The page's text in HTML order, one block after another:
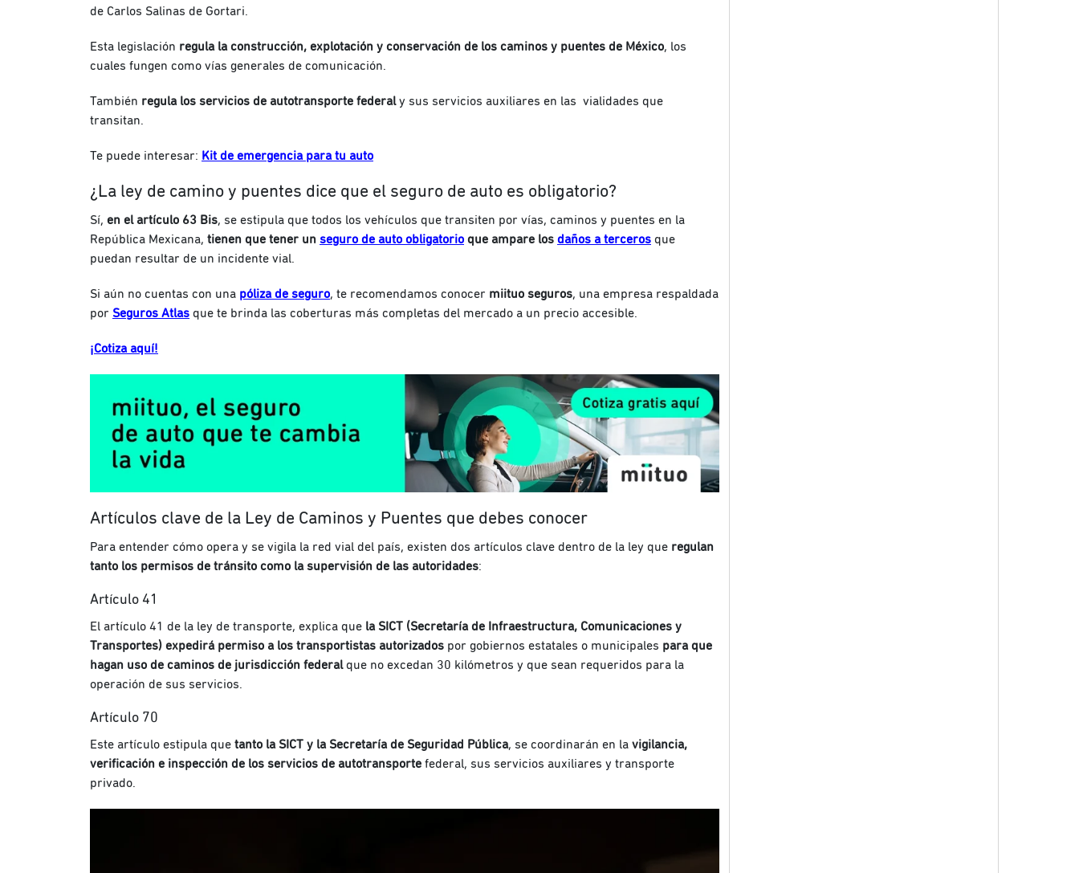
de Carlos Salinas de Gortari.
Esta legislación regula la construcción, explotación y conservación de los caminos y puentes de México, los
cuales fungen como vías generales de comunicación.
También regula los servicios de autotransporte federaly sus servicios auxiliares en las vialidades que
transitan.
Te puede interesar: Kit de emergencia para tu auto
¿La ley de camino y puentes dice que el seguro de auto es obligatorio?
Sí, en el artículo 63 Bis, se estipula que todos los vehículos que transiten por vías, caminos y puentes en la
República Mexicana, tienen que tener un seguro de auto obligatorio que ampare los daños a terceros que
puedan resultar de un incidente vial.
Si aún no cuentas con una póliza de seguro, te recomendamos conocer miituo seguros, una empresa respaldada
por Seguros Atlas que te brinda las coberturas más completas del mercado a un precio accesible.
¡Cotiza aquí!
Artículos clave de la Ley de Caminos y Puentes que debes conocer
Para entender cómo opera y se vigila la red vial del país, existen dos artículos clave dentro de la ley que regulan
tanto los permisos de tránsito como la supervisión de las autoridades:
Artículo 41
El artículo 41 de la ley de transporte, explica que la SICT (Secretaría de Infraestructura, Comunicaciones y
Transportes) expedirá permiso a los transportistas autorizados por gobiernos estatales o municipales para que
hagan uso de caminos de jurisdicción federalque no excedan 30 kilómetros y que sean requeridos para la
operación de sus servicios.
Artículo 70
Este artículo estipula que tanto la SICT y la Secretaría de Seguridad Pública, se coordinarán en la vigilancia,
verificación e inspección de los servicios de autotransporte federal, sus servicios auxiliares y transporte
privado.